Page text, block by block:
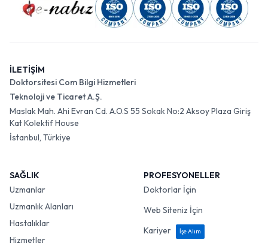
İLETİŞİM
Doktorsitesi Com Bilgi Hizmetleri
Teknoloji ve Ticaret A.Ş.
Maslak Mah. Ahi Evran Cd. A.O.S 55 Sokak No:2 Aksoy Plaza Giriş
Kat Kolektif House
İstanbul, Türkiye
SAĞLIK
Uzmanlar
Uzmanlık Alanları
Hastalıklar
Hizmetler
PROFESYONELLER
Doktorlar İçin
Web Siteniz İçin
Kariyer
İşe Alım